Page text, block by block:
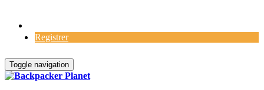
Registrer
Toggle navigation